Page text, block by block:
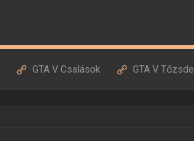
GTA V Csalások GTA V Tőzsde